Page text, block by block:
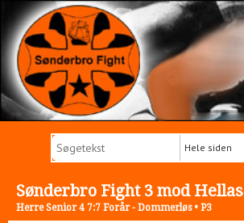
Hele siden
Sønderbro Fight 3 mod Hellas
Herre Senior 4 7:7 Forår - Dommerløs • P3